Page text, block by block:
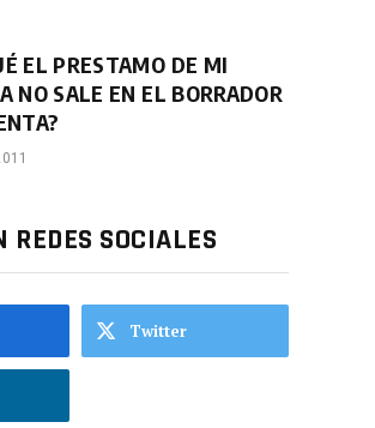
EL PRESTAMO DE MI
NO SALE EN EL BORRADOR
REDES SOCIALES
Twitter